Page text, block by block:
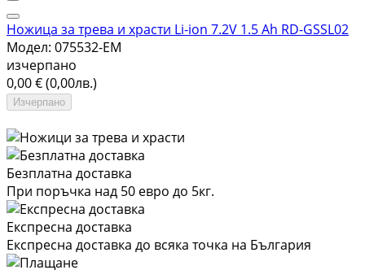
Ножица за трева и храсти Li-ion 7.2V 1.5 Ah RD-GSSL02
Модел: 075532-EM
изчерпано
0,00 € (0,00лв.)
Изчерпано
Безплатна доставка
При поръчка над 50 евро до 5кг.
Експресна доставка
Експресна доставка до всяка точка на България